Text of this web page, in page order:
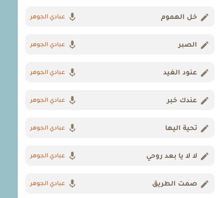
خل الهموم عبادي الجوهر
الصبر عبادي الجوهر
عنود الغيد عبادي الجوهر
عندك خبر عبادي الجوهر
تحية اليها عبادي الجوهر
لا لا يا بعد روحي عبادي الجوهر
صمت الطريق عبادي الجوهر